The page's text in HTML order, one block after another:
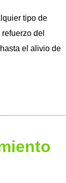
tipo de
del
el alivio de